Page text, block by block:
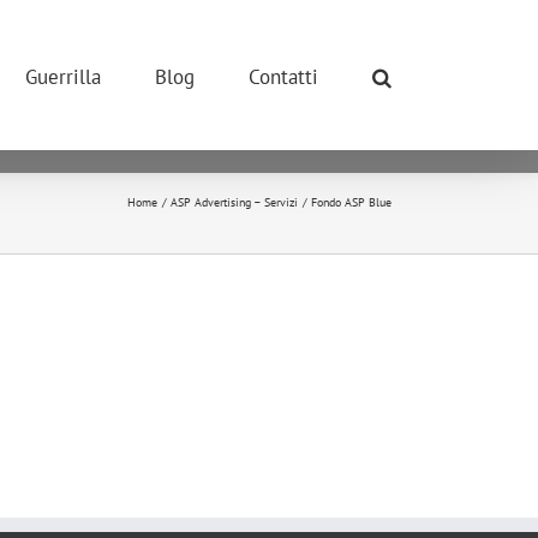
Guerrilla Blog Contatti
Home ASP Advertising – Servizi Fondo ASP Blue